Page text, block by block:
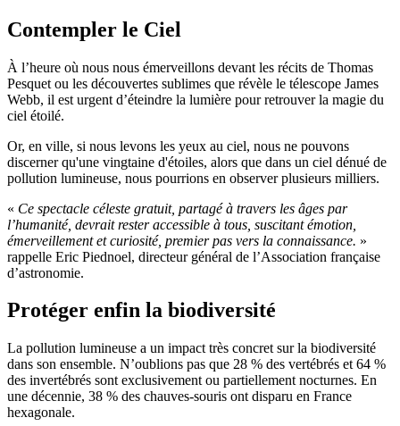
Contempler le Ciel
À l’heure où nous nous émerveillons devant les récits de Thomas
Pesquet ou les découvertes sublimes que révèle le télescope James
Webb, il est urgent d’éteindre la lumière pour retrouver la magie du
ciel étoilé.
Or, en ville, si nous levons les yeux au ciel, nous ne pouvons
discerner qu'une vingtaine d'étoiles, alors que dans un ciel dénué de
pollution lumineuse, nous pourrions en observer plusieurs milliers.
« Ce spectacle céleste gratuit, partagé à travers les âges par
l’humanité, devrait rester accessible à tous, suscitant émotion,
émerveillement et curiosité, premier pas vers la connaissance. »
rappelle Eric Piednoel, directeur général de l’Association française
d’astronomie.
Protéger enfin la biodiversité
La pollution lumineuse a un impact très concret sur la biodiversité
dans son ensemble. N’oublions pas que 28 % des vertébrés et 64 %
des invertébrés sont exclusivement ou partiellement nocturnes. En
une décennie, 38 % des chauves-souris ont disparu en France
hexagonale.